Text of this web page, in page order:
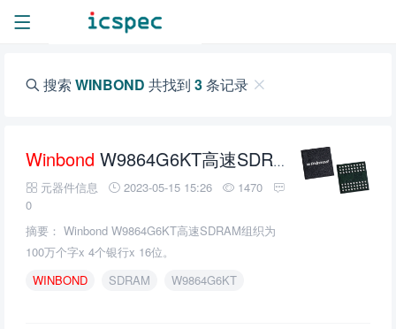
搜索 WINBOND 共找到 3条记录
Winbond W9864G6KT高速SDRAM的介绍、特性、及应用
元器件信息 2023-05-15 15:26
1470
0
摘要： Winbond W9864G6KT高速SDRAM组织为
100万个字x 4个银行x 16位。
WINBOND
SDRAM W9864G6KT